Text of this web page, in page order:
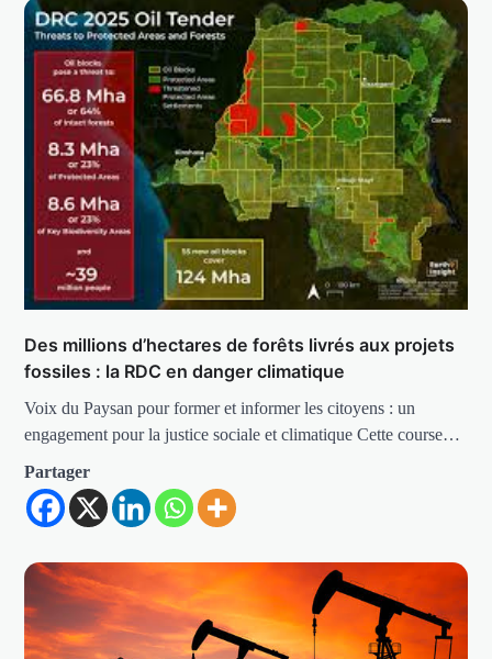
Des millions d’hectares de forêts livrés aux projets
fossiles : la RDC en danger climatique
Voix du Paysan pour former et informer les citoyens : un
engagement pour la justice sociale et climatique Cette course…
Partager